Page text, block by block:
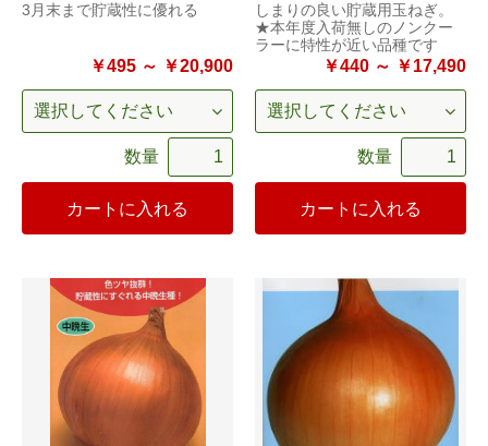
3月末まで貯蔵性に優れる
￥495 ～ ￥20,900
数量
カートに入れる
しまりの良い貯蔵用玉ねぎ。
★本年度入荷無しのノンクー
ラーに特性が近い品種です
￥440 ～ ￥17,490
数量
カートに入れる